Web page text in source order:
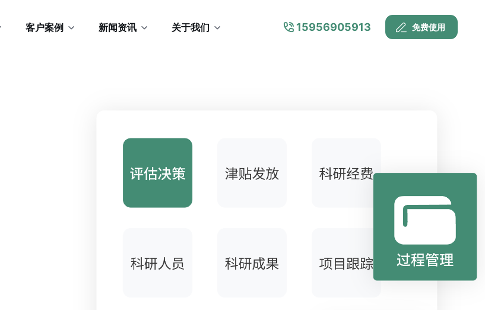
15956905913 免费使用
客户案例 新闻资讯 关于我们